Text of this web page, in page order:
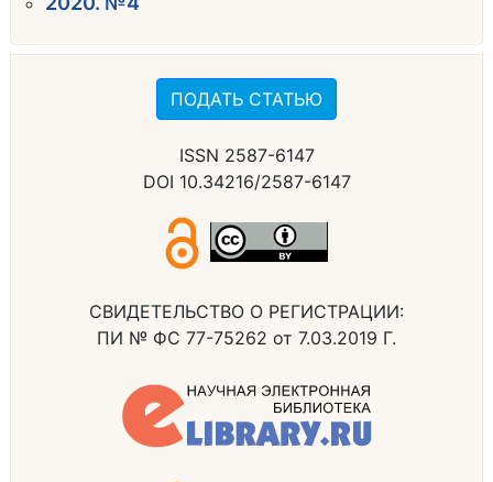
ПОДАТЬ СТАТЬЮ
ISSN 2587-6147
DOI 10.34216/2587-6147
СВИДЕТЕЛЬСТВО О РЕГИСТРАЦИИ:
ПИ № ФС 77-75262 от 7.03.2019 Г.